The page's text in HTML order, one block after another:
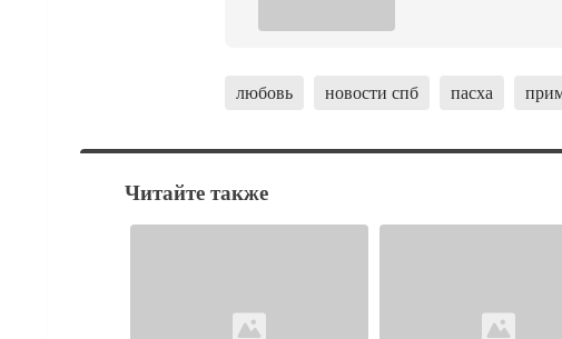
любовь новости спб пасха
Читайте также